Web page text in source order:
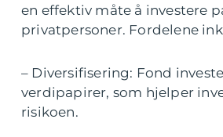
en effektiv måte å investere
privatpersoner. Fordelene
– Diversifisering: Fond
verdipapirer, som hjelper
risikoen.